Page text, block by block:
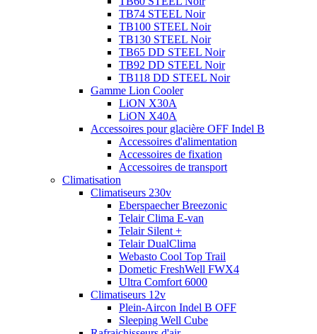
TB74 STEEL Noir
TB100 STEEL Noir
TB130 STEEL Noir
TB65 DD STEEL Noir
TB92 DD STEEL Noir
TB118 DD STEEL Noir
Gamme Lion Cooler
LiON X30A
LiON X40A
Accessoires pour glacière OFF Indel B
Accessoires d'alimentation
Accessoires de fixation
Accessoires de transport
Climatisation
Climatiseurs 230v
Eberspaecher Breezonic
Telair Clima E-van
Telair Silent +
Telair DualClima
Webasto Cool Top Trail
Dometic FreshWell FWX4
Ultra Comfort 6000
Climatiseurs 12v
Plein-Aircon Indel B OFF
Sleeping Well Cube